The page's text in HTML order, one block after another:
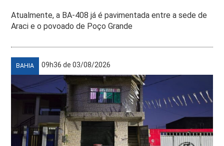
Atualmente, a BA-408 já é pavimentada entre a sede de
Araci e o povoado de Poço Grande
BAHIA 09h36 de 03/08/2026